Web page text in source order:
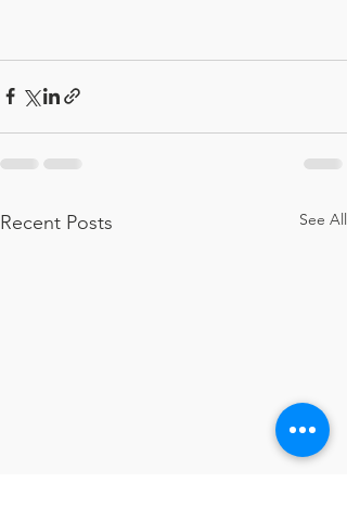
Recent Posts See All